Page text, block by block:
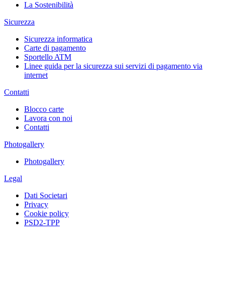
La Sostenibilità
Sicurezza
Sicurezza informatica
Carte di pagamento
Sportello ATM
Linee guida per la sicurezza sui servizi di pagamento via
internet
Contatti
Blocco carte
Lavora con noi
Contatti
Photogallery
Photogallery
Legal
Dati Societari
Privacy
Cookie policy
PSD2-TPP